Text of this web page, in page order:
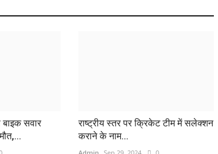
सवार
राष्ट्रीय स्तर पर क्रिकेट टीम में सलेक्शन
कराने के नाम...